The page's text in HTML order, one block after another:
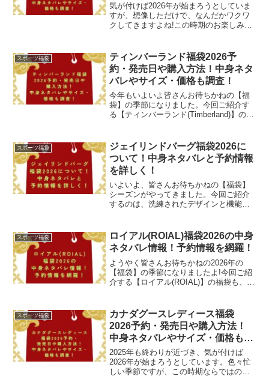
気が付けば2026年が始まろうとしていま
すが、想像しただけで、なんだかワクワ
クしてきますよね!この時期のお楽しみと
ーランチ(MYSTERY RANCH)」の今年の
福袋の...
スポーツ福袋
ティンバーランド福袋2026予
約・発売日や購入方法！中身ネタ
バレやサイズ・価格も調査！
今年もいよいよ皆さんお待ちかねの【福
袋】の季節になりました。今回ご紹介す
る【ティンバーランド(Timberland)】の福
かびますが、ハイキングや登山などの強
い味方です...
スポーツ福袋
ジェイリンドバーグ福袋2026に
ついて！中身ネタバレと予約情報
を詳しく！
いよいよ、皆さんお待ちかねの【福袋】
シーズンがやってきました。今回ご紹介
するのは、洗練されたデザインと機能性
「ジェイリンドバーグ」と言えば、1996
年創業のスウェーデン...
スポーツ福袋
ロイアル(ROIAL)福袋2026の中身
ネタバレ情報！予約情報を網羅！
ようやく皆さんお待ちかねの2026年の
【福袋】の季節になりましたよ!今回ご紹
介する【ロイアル(ROIAL)】の福袋も、楽
年に元プロサーファーのボビークヌッド
ソン、ケ...
スポーツ福袋
カナダグースレディース福袋
2026予約・発売日や購入方法！
中身ネタバレやサイズ・価格も調
査！
2025年も終わりが近づき、気が付けば
2026年が始まろうとしています。色々忙
しい季節ですが、この時期ならではのお